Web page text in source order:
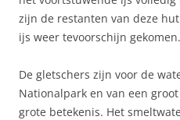
zijn de restanten van deze
ijs weer tevoorschijn gekomen.
De gletschers zijn voor de
Nationalpark en van een
grote betekenis. Het